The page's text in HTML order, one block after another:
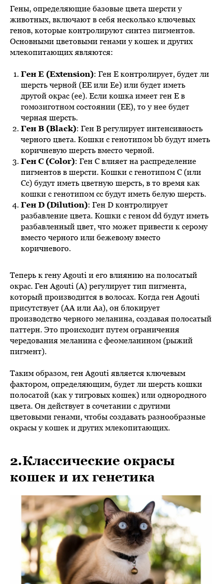
Гены, определяющие базовые цвета шерсти у
животных, включают в себя несколько ключевых
генов, которые контролируют синтез пигментов.
Основными цветовыми генами у кошек и других
млекопитающих являются:
Ген E (Extension): Ген E контролирует, будет ли
шерсть черной (EE или Ee) или будет иметь
другой окрас (ee). Если кошка имеет ген E в
гомозиготном состоянии (EE), то у нее будет
черная шерсть.
Ген B (Black): Ген B регулирует интенсивность
черного цвета. Кошки с генотипом bb будут иметь
коричневую шерсть вместо черной.
Ген C (Color): Ген C влияет на распределение
пигментов в шерсти. Кошки с генотипом C (или
Cc) будут иметь цветную шерсть, в то время как
кошки с генотипом cc будут иметь белую шерсть.
Ген D (Dilution): Ген D контролирует
разбавление цвета. Кошки с геном dd будут иметь
разбавленный цвет, что может привести к серому
вместо черного или бежевому вместо
коричневого.
Теперь к гену Agouti и его влиянию на полосатый
окрас. Ген Agouti (A) регулирует тип пигмента,
который производится в волосах. Когда ген Agouti
присутствует (AA или Aa), он блокирует
производство черного меланина, создавая полосатый
паттерн. Это происходит путем ограничения
чередования меланина с феомеланином (рыжий
пигмент).
Таким образом, ген Agouti является ключевым
фактором, определяющим, будет ли шерсть кошки
полосатой (как у тигровых кошек) или однородного
цвета. Он действует в сочетании с другими
цветовыми генами, чтобы создавать разнообразные
окрасы у кошек и других млекопитающих.
2.Классические окрасы
кошек и их генетика